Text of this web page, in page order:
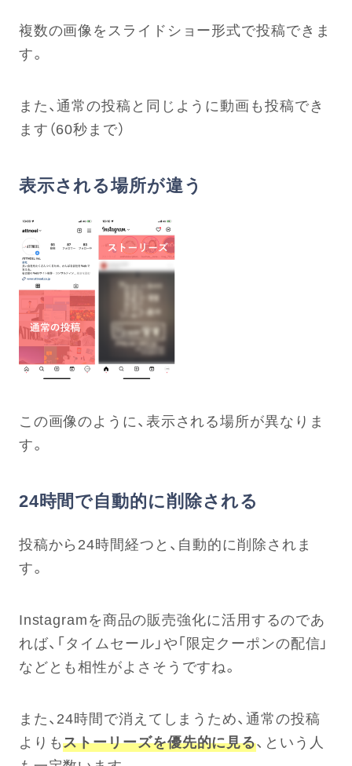
複数の画像をスライドショー形式で投稿できま
す。
また、通常の投稿と同じように動画も投稿でき
ます（60秒まで）
表示される場所が違う
この画像のように、表示される場所が異なりま
す。
24時間で自動的に削除される
投稿から24時間経つと、自動的に削除されま
す。
Instagramを商品の販売強化に活用するのであ
れば、「タイムセール」や「限定クーポンの配信」
などとも相性がよさそうですね。
また、24時間で消えてしまうため、通常の投稿
よりもストーリーズを優先的に見る、という人